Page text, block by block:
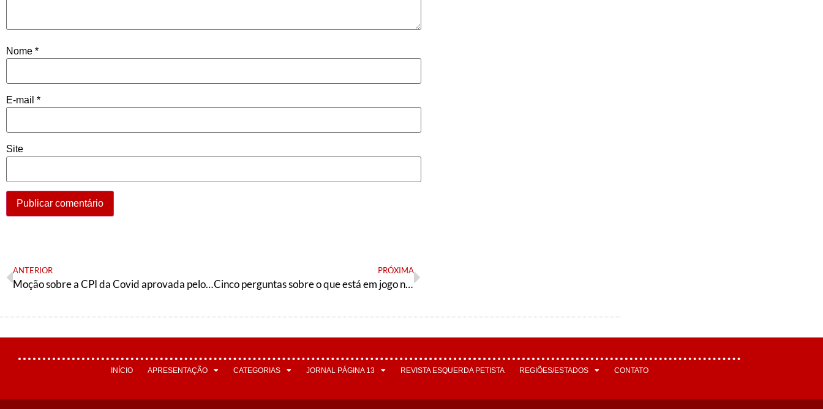
Nome *
E-mail *
Site
ANTERIOR
Moção sobre a CPI da Covid aprovada pelo 6° Congresso Nacional da tendência petista Articulação de Esquerda
PRÓXIMA
Cinco perguntas sobre o que está em jogo no STF no dia 14
INÍCIO APRESENTAÇÃO CATEGORIAS JORNAL PÁGINA 13 REVISTA ESQUERDA PETISTA REGIÕES/ESTADOS CONTATO